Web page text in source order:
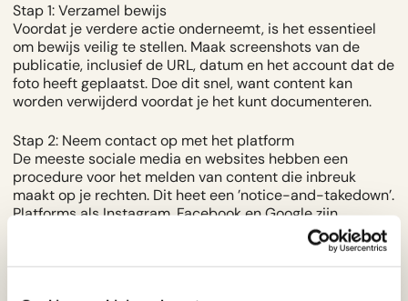
Stap 1: Verzamel bewijs
Voordat je verdere actie onderneemt, is het essentieel
om bewijs veilig te stellen. Maak screenshots van de
publicatie, inclusief de URL, datum en het account dat de
foto heeft geplaatst. Doe dit snel, want content kan
worden verwijderd voordat je het kunt documenteren.
Stap 2: Neem contact op met het platform
De meeste sociale media en websites hebben een
procedure voor het melden van content die inbreuk
maakt op je rechten. Dit heet een ’notice-and-takedown’.
Platforms als Instagram, Facebook en Google zijn
verplicht om hier serieus naar te kijken. Vaak wordt de